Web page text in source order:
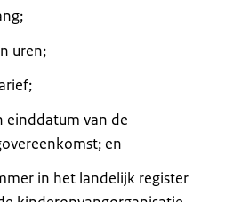
uren;
einddatum van de
en
in het landelijk register